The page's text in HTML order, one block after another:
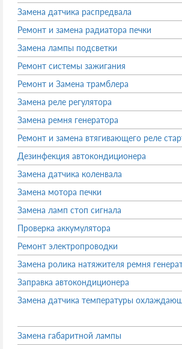
Замена датчика распредвала
Ремонт и замена радиатора печки
Замена лампы подсветки
Ремонт системы зажигания
Ремонт и Замена трамблера
Замена реле регулятора
Замена ремня генератора
Ремонт и замена втягивающего реле
Дезинфекция автокондиционера
Замена датчика коленвала
Замена мотора печки
Замена ламп стоп сигнала
Проверка аккумулятора
Ремонт электропроводки
Замена ролика натяжителя ремня
Заправка автокондиционера
Замена датчика температуры
Замена габаритной лампы